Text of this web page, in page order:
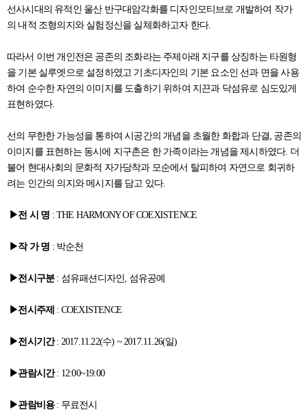
선사시대의 유적인 울산 반구대암각화를 디자인모티브로 개발하여 작가
의 내적 조형의지와 실험정신을 실체화하고자 한다.
따라서 이번 개인전은 공존의 조화라는 주제아래 지구를 상징하는 타원형
을 기본 실루엣으로 설정하였고 기초디자인의 기본 요소인 선과 면을 사용
하여 순수한 자연의 이미지를 도출하기 위하여 지끈과 닥섬유로 심도있게
표현하였다.
선의 무한한 가능성을 통하여 시공간의 개념을 초월한 화합과 단결, 공존의
이미지를 표현하는 동시에 지구촌은 한 가족이라는 개념을 제시하였다. 더
불어 현대사회의 문화적 자가당착과 모순에서 탈피하여 자연으로 회귀하
려는 인간의 의지와 메시지를 담고 있다.
▶전 시 명 : THE HARMONY OF COEXISTENCE
▶작 가 명 : 박순천
▶전시구분: 섬유패션디자인, 섬유공예
▶전시주제 : COEXISTENCE
▶전시기간: 2017.11.22(수) ~ 2017.11.26(일)
▶관람시간: 12:00~19:00
▶관람비용: 무료전시